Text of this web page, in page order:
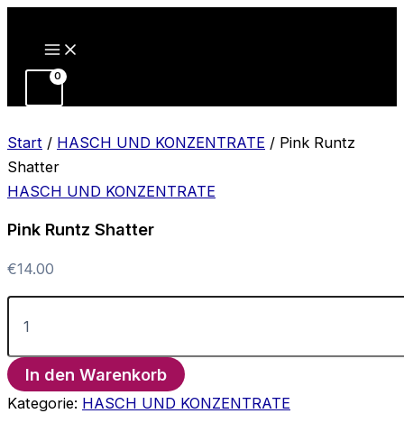
Inhalt
springen
Start / HASCH UND KONZENTRATE / Pink Runtz
Shatter
HASCH UND KONZENTRATE
Pink Runtz Shatter
€14.00
Pink
Runtz
Menge
In den Warenkorb
Kategorie: HASCH UND KONZENTRATE